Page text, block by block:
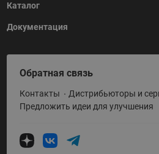
Каталог
Тепловая автоматика
Холодильная техника
Приводная техника
Промышленная автоматика
Теплообменное оборудование
Документация
HeatPlatform (Тепловая платформа)
Полезные программы и инструменты
Условия поставки
Обратная связь
Контакты
Дистрибьюторы и
Предложить идеи для улучшения